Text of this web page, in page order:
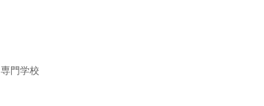
専門学校